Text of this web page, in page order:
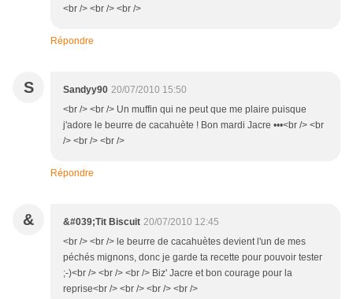
<br /> <br /> <br />
Répondre
S Sandyy90 20/07/2010 15:50
<br /> <br /> Un muffin qui ne peut que me plaire puisque
j'adore le beurre de cacahuète ! Bon mardi Jacre •••<br /> <br
/> <br /> <br />
Répondre
& &#039;Tit Biscuit 20/07/2010 12:45
<br /> <br /> le beurre de cacahuètes devient l'un de mes
péchés mignons, donc je garde ta recette pour pouvoir tester
;-)<br /> <br /> <br /> Biz' Jacre et bon courage pour la
reprise<br /> <br /> <br /> <br />